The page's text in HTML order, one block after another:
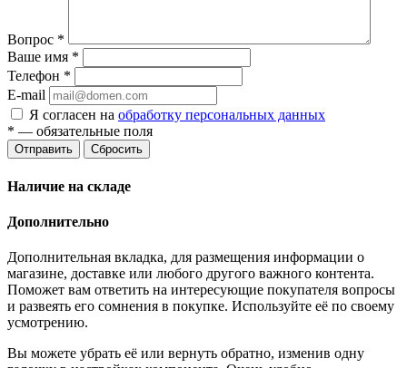
Вопрос *
Ваше имя *
Телефон *
E-mail
Я согласен на обработку персональных данных
* — обязательные поля
Отправить Сбросить
Наличие на складе
Дополнительно
Дополнительная вкладка, для размещения информации о
магазине, доставке или любого другого важного контента.
Поможет вам ответить на интересующие покупателя вопросы
и развеять его сомнения в покупке. Используйте её по своему
усмотрению.
Вы можете убрать её или вернуть обратно, изменив одну